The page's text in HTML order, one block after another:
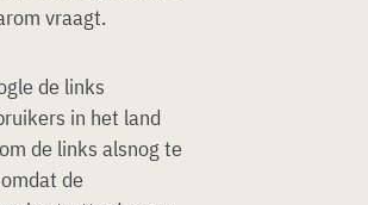
vraagt.
de links
in het land
de links alsnog te
de